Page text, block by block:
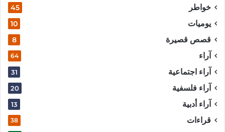
خواطر 45
يوميات 10
قصص قصيرة 8
آراء 64
آراء اجتماعية 31
آراء فلسفية 20
آراء أدبية 13
قراءات 38